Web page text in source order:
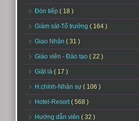
Đón tiếp ( 18 )
Giám sát-Tổ trưởng ( 164 )
Giao Nhận ( 31 )
Giáo viên - Đào tạo ( 22 )
Giặt là ( 17 )
H.chính-Nhân sự ( 106 )
Hotel-Resort( 568 )
Hướng dẫn viên ( 32 )